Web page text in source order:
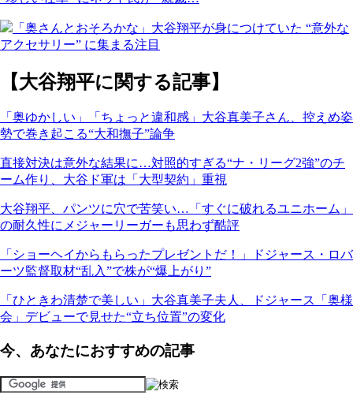
「奥さんとおそろかな」大谷翔平が身につけていた “意外な
アクセサリー” に集まる注目
【大谷翔平に関する記事】
「奥ゆかしい」「ちょっと違和感」大谷真美子さん、控えめ姿
勢で巻き起こる“大和撫子”論争
直接対決は意外な結果に…対照的すぎる“ナ・リーグ2強”のチ
ーム作り、大谷ド軍は「大型契約」重視
大谷翔平、パンツに穴で苦笑い…「すぐに破れるユニホーム」
の耐久性にメジャーリーガーも思わず酷評
「ショーヘイからもらったプレゼントだ！」ドジャース・ロバ
ーツ監督取材“乱入”で株が“爆上がり”
「ひときわ清楚で美しい」大谷真美子夫人、ドジャース「奥様
会」デビューで見せた“立ち位置”の変化
今、あなたにおすすめの記事